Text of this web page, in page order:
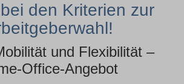
den Kriterien zur
und Flexibilität –
Office-Angebot